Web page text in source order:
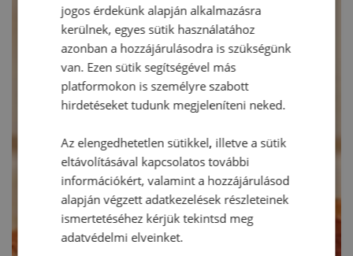
jogos érdekünk alapján alkalmazásra
kerülnek, egyes sütik használatához
azonban a hozzájárulásodra is szükségünk
van. Ezen sütik segítségével más
platformokon is személyre szabott
hirdetéseket tudunk megjeleníteni neked.
Az elengedhetetlen sütikkel, illetve a sütik
eltávolításával kapcsolatos további
információkért, valamint a hozzájárulásod
alapján végzett adatkezelések részleteinek
ismertetéséhez kérjük tekintsd meg
adatvédelmi elveinket.